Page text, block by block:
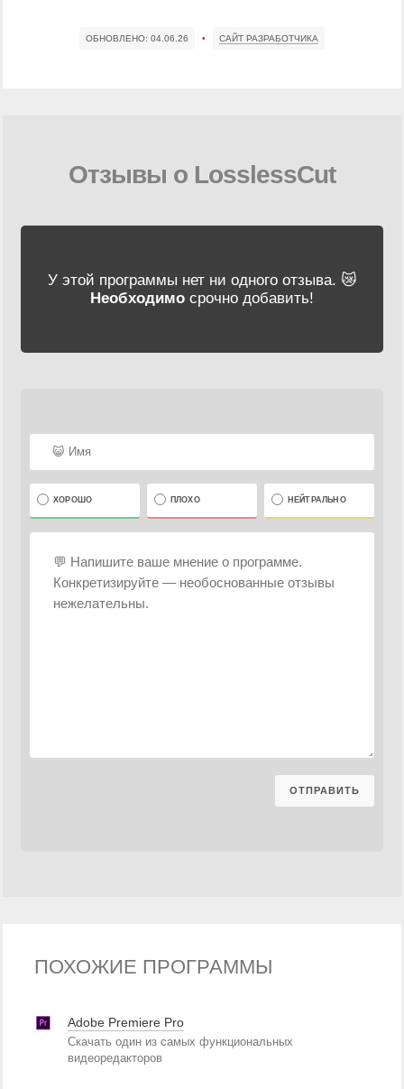
ОБНОВЛЕНО: 04.06.26 • САЙТ РАЗРАБОТЧИКА
Отзывы о LosslessCut
У этой программы нет ни одного отзыва. 😿
Необходимо срочно добавить!
ХОРОШО ПЛОХО НЕЙТРАЛЬНО
ПОХОЖИЕ ПРОГРАММЫ
Adobe Premiere Pro
Скачать один из самых функциональных
видеоредакторов